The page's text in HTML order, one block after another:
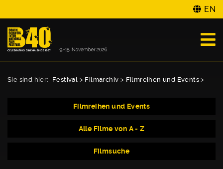
EN
Sie sind hier: Festival > Filmarchiv > Filmreihen und Events >
Filmreihen und Events
Alle Filme von A - Z
Filmsuche